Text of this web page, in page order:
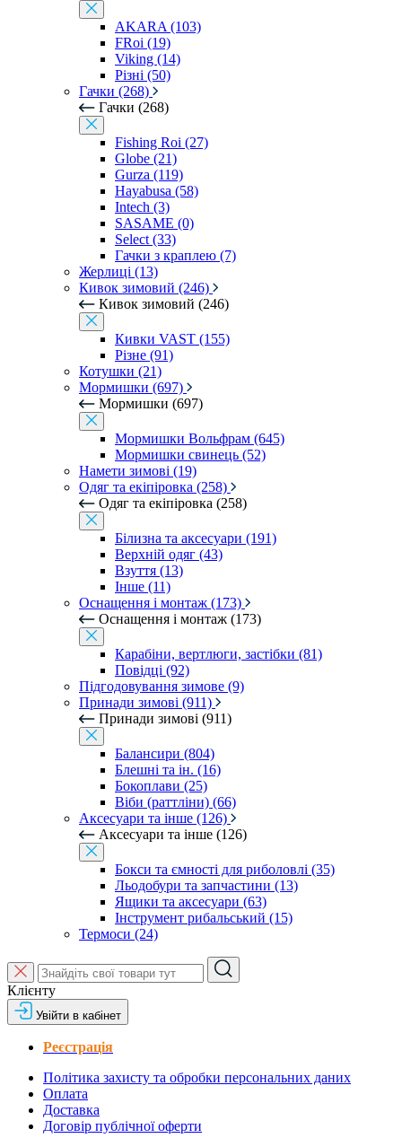
AKARA (103)
FRoi (19)
Viking (14)
Різні (50)
Гачки (268)
Гачки (268)
Fishing Roi (27)
Globe (21)
Gurza (119)
Hayabusa (58)
Intech (3)
SASAME (0)
Select (33)
Гачки з краплею (7)
Жерлиці (13)
Кивок зимовий (246)
Кивок зимовий (246)
Кивки VAST (155)
Різне (91)
Котушки (21)
Мормишки (697)
Мормишки (697)
Мормишки Вольфрам (645)
Мормишки свинець (52)
Намети зимові (19)
Одяг та екіпіровка (258)
Одяг та екіпіровка (258)
Білизна та аксесуари (191)
Верхній одяг (43)
Взуття (13)
Інше (11)
Оснащення і монтаж (173)
Оснащення і монтаж (173)
Карабіни, вертлюги, застібки (81)
Повідці (92)
Підгодовування зимове (9)
Принади зимові (911)
Принади зимові (911)
Балансири (804)
Блешні та ін. (16)
Бокоплави (25)
Віби (раттліни) (66)
Аксесуари та інше (126)
Аксесуари та інше (126)
Бокси та ємності для риболовлі (35)
Льодобури та запчастини (13)
Ящики та аксесуари (63)
Інструмент рибальський (15)
Термоси (24)
Клієнту
Увійти в кабінет
Реєстрація
Політика захисту та обробки персональних даних
Оплата
Доставка
Договір публічної оферти